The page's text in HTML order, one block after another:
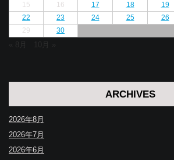
15
16 17 18 19
22
23 24 25 26
29
30
10月 »
ARCHIVES
2026年8月
2026年7月
2026年6月